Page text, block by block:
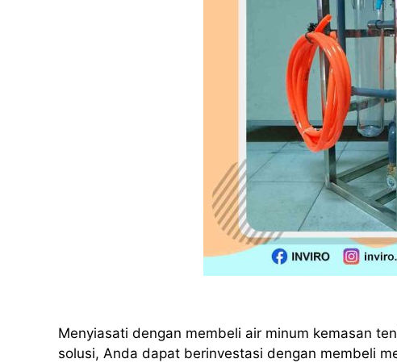
Menyiasati dengan membeli air minum kemasan
solusi, Anda dapat berinvestasi dengan membeli